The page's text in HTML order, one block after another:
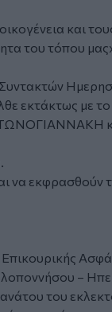
και
του τόπου
εκτάκτως με
να εκφρασθούν
–
του